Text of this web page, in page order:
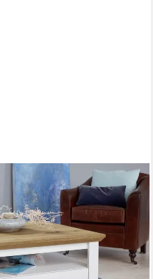
Universal,
Breite 70 cm, Tishcplatte